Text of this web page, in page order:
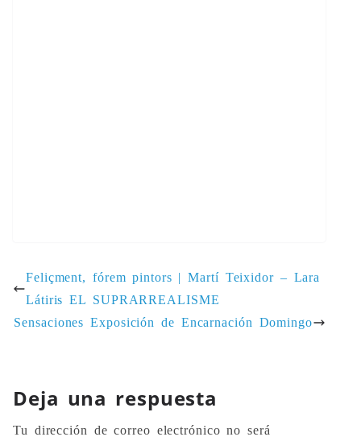
Feliçment, fórem pintors | Martí Teixidor – Lara
Látiris EL SUPRARREALISME
Sensaciones Exposición de Encarnación Domingo
Deja una respuesta
Tu dirección de correo electrónico no será